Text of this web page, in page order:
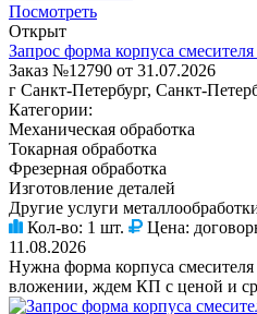
Посмотреть
Открыт
Запрос форма корпуса
Заказ №12790 от 31.07.2026
г Санкт-Петербург, Санкт-
Категории:
Механическая обработка
Токарная обработка
Фрезерная обработка
Изготовление деталей
Другие услуги
Кол-во: 1 шт. Цена:
11.08.2026
Нужна форма корпуса
вложении, ждем КП с ценой и